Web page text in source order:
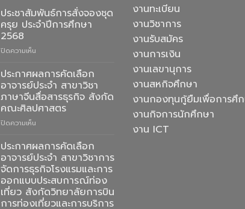
ประชาสัมพันธ์การสั่งจองชุด
ครุย ประจำปีการศึกษา
2568
ปิดความเห็น
การ
สั่ง
จอง
ชุด
ครุย
การ
ศึกษา
2568
ประกาศผลการคัดเลือก
อาจารย์ประจำ สาขาวิชา
ภาษาจีนสื่อสารธุรกิจ สังกัด
คณะศิลปศาสตร
ปิดความเห็น
ผล
การ
คัด
เลือก
อาจารย์
ประจำ
สาขา
ประกาศผลการคัดเลือก
อาจารย์ประจำ สาขาวิชาการ
จัดการธุรกิจโรงแรมและการ
ออกแบบประสบการณ์ท่อง
เที่ยว สังกัดวิทยาลัยการบิน
การท่องเที่ยวและการบริการ
งานทะเบียน
งานวิชาการ
งานรับสมัคร
งานการเงิน
งานเลขานุการ
งานสหกิจศึกษา
งานกองทุนกู้ยืมเพื่อการศึ
งานกิจการนักศึกษา
งาน ICT